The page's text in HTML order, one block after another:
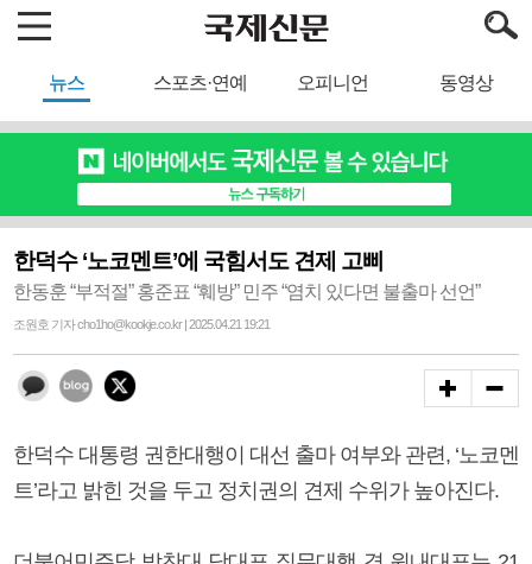
뉴스 스포츠·연예 오피니언 동영상
한덕수 ‘노코멘트’에 국힘서도 견제 고삐
한동훈 “부적절” 홍준표 “훼방” 민주 “염치 있다면 불출마 선언”
조원호 기자 cho1ho@kookje.co.kr | 2025.04.21 19:21
한덕수 대통령 권한대행이 대선 출마 여부와 관련, ‘노코멘
트’라고 밝힌 것을 두고 정치권의 견제 수위가 높아진다.